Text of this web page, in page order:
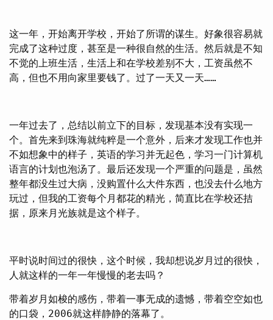
这一年，开始离开学校，开始了所谓的谋生。好象很容易就
完成了这种过度，甚至是一种很自然的生活。然后就是不知
不觉的上班生活，生活上和在学校差别不大，工资虽然不
高，但也不用向家里要钱了。过了一天又一天……
一年过去了，总结以前立下的目标，发现基本没有实现一
个。首先来到珠海就纯粹是一个意外，后来才发现工作也并
不如想象中的样子，英语的学习并无起色，学习一门计算机
语言的计划也泡汤了。最后还发现一个严重的问题是，虽然
整年都没生过大病，没购置什么大件东西，也没去什么地方
玩过，但我的工资每个月都花的精光，简直比在学校还拮
据，原来月光族就是这个样子。
平时说时间过的很快，这个时候，我却想说岁月过的很快，
人就这样的一年一年慢慢的老去吗？
带着岁月如梭的感伤，带着一事无成的遗憾，带着空空如也
的口袋，2006就这样静静的落幕了。